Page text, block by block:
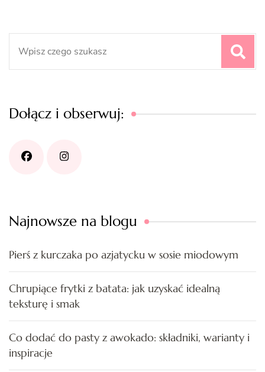
Dołącz i obserwuj:
Najnowsze na blogu
Pierś z kurczaka po azjatycku w sosie miodowym
Chrupiące frytki z batata: jak uzyskać idealną
teksturę i smak
Co dodać do pasty z awokado: składniki, warianty i
inspiracje